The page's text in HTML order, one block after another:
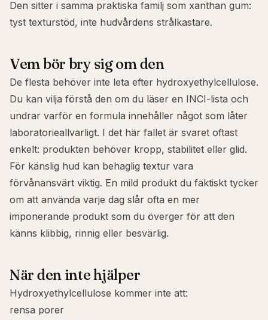
Den sitter i samma praktiska familj som xanthan gum:
tyst texturstöd, inte hudvårdens strålkastare.
Vem bör bry sig om den
De flesta behöver inte leta efter hydroxyethylcellulose.
Du kan vilja förstå den om du läser en INCI-lista och
undrar varför en formula innehåller något som låter
laboratorieallvarligt. I det här fallet är svaret oftast
enkelt: produkten behöver kropp, stabilitet eller glid.
För känslig hud kan behaglig textur vara
förvånansvärt viktig. En mild produkt du faktiskt tycker
om att använda varje dag slår ofta en mer
imponerande produkt som du överger för att den
känns klibbig, rinnig eller besvärlig.
När den inte hjälper
Hydroxyethylcellulose kommer inte att:
rensa porer